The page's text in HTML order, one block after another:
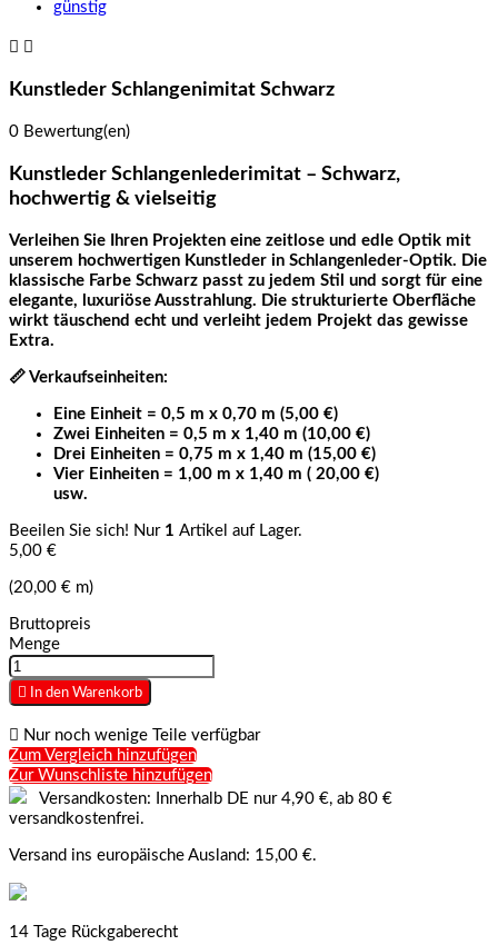
 
Kunstleder Schlangenimitat Schwarz
0 Bewertung(en)
Kunstleder Schlangenlederimitat – Schwarz,
hochwertig & vielseitig
Verleihen Sie Ihren Projekten eine zeitlose und edle Optik mit
unserem hochwertigen Kunstleder in Schlangenleder-Optik. Die
klassische Farbe Schwarz passt zu jedem Stil und sorgt für eine
elegante, luxuriöse Ausstrahlung. Die strukturierte Oberfläche
wirkt täuschend echt und verleiht jedem Projekt das gewisse
Extra.
📏 Verkaufseinheiten:
Eine Einheit = 0,5 m x 0,70 m (5,00 €)
Zwei Einheiten = 0,5 m x 1,40 m (10,00 €)
Drei Einheiten = 0,75 m x 1,40 m (15,00 €)
Vier Einheiten = 1,00 m x 1,40 m ( 20,00 €)
usw.
Beeilen Sie sich! Nur 1 Artikel auf Lager.
5,00 €
(20,00 € m)
Bruttopreis
Menge
 In den Warenkorb
 Nur noch wenige Teile verfügbar
Zum Vergleich hinzufügen
Zur Wunschliste hinzufügen
Versandkosten: Innerhalb DE nur 4,90 €, ab 80 €
versandkostenfrei.
Versand ins europäische Ausland: 15,00 €.
14 Tage Rückgaberecht